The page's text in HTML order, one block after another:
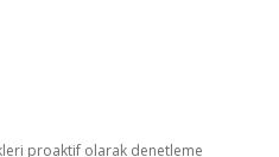
proaktif olarak denetleme